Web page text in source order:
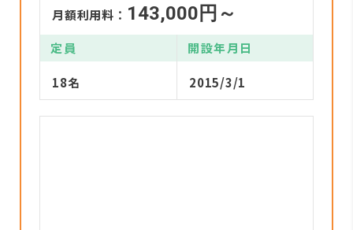
月額利用料： 143,000円～
定員 開設年月日
18名 2015/3/1